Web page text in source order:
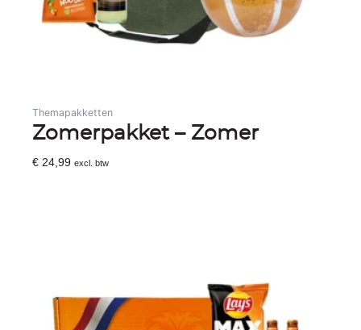
Themapakketten
Zomerpakket – Zomer
€ 24,99 excl. btw